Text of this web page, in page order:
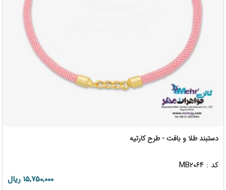
دستبند طلا و بافت - طرح کارتیه
کد : MB۲۰۶۴
۱۵,۷۵۰,۰۰۰ ریال